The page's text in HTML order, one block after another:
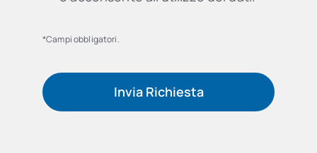
*Campi obbligatori.
Invia Richiesta